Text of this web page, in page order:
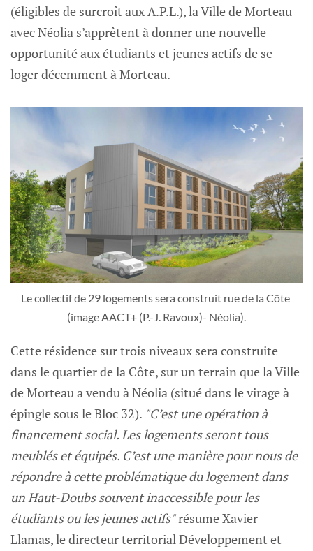
(éligibles de surcroît aux A.P.L.), la Ville de Morteau
avec Néolia s’apprêtent à donner une nouvelle
opportunité aux étudiants et jeunes actifs de se
loger décemment à Morteau.
Le collectif de 29 logements sera construit rue de la Côte
(image AACT+ (P.-J. Ravoux)- Néolia).
Cette résidence sur trois niveaux sera construite
dans le quartier de la Côte, sur un terrain que la Ville
de Morteau a vendu à Néolia (situé dans le virage à
épingle sous le Bloc 32). "C’est une opération à
financement social. Les logements seront tous
meublés et équipés. C’est une manière pour nous de
répondre à cette problématique du logement dans
un Haut-Doubs souvent inaccessible pour les
étudiants ou les jeunes actifs"résume Xavier
Llamas, le directeur territorial Développement et